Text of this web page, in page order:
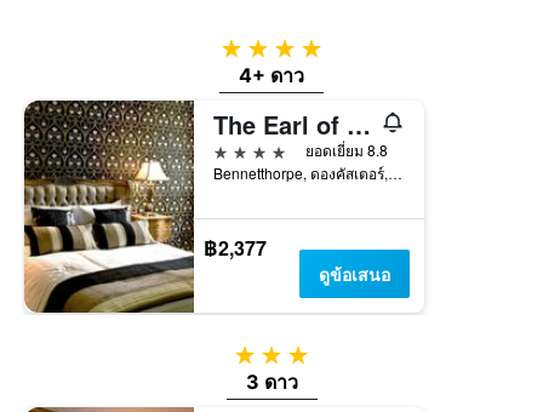
4 ดาว
4+ ดาว
The Earl of Doncaster Hotel
4 ดาว
ยอดเยี่ยม 8.8
Bennetthorpe, ดองคัสเตอร์, สหราชอาณาจักร
฿2,377
ดูข้อเสนอ
3 ดาว
3 ดาว